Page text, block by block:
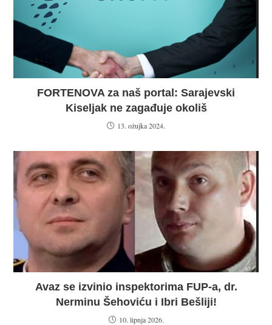
FORTENOVA za naš portal: Sarajevski
Kiseljak ne zagađuje okoliš
13. ožujka 2024.
Avaz se izvinio inspektorima FUP-a, dr.
Nerminu Šehoviću i Ibri Bešliji!
10. lipnja 2026.